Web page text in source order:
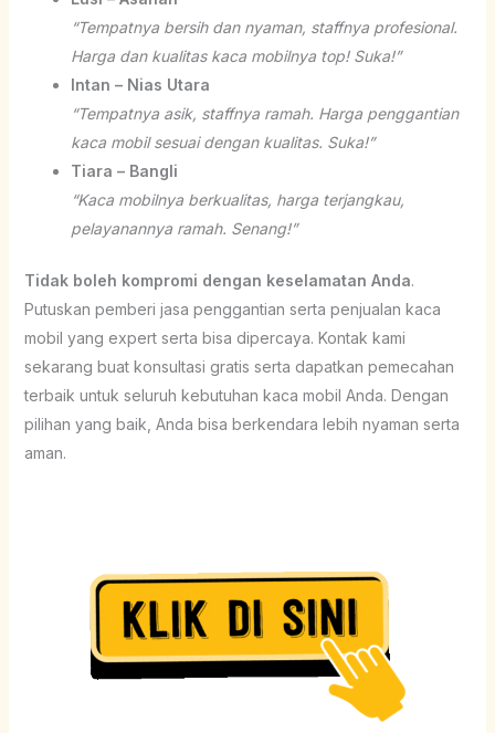
“Tempatnya bersih dan nyaman, staffnya profesional.
Harga dan kualitas kaca mobilnya top! Suka!”
Intan – Nias Utara
“Tempatnya asik, staffnya ramah. Harga penggantian
kaca mobil sesuai dengan kualitas. Suka!”
Tiara – Bangli
“Kaca mobilnya berkualitas, harga terjangkau,
pelayanannya ramah. Senang!”
Tidak boleh kompromi dengan keselamatan Anda.
Putuskan pemberi jasa penggantian serta penjualan kaca
mobil yang expert serta bisa dipercaya. Kontak kami
sekarang buat konsultasi gratis serta dapatkan pemecahan
terbaik untuk seluruh kebutuhan kaca mobil Anda. Dengan
pilihan yang baik, Anda bisa berkendara lebih nyaman serta
aman.